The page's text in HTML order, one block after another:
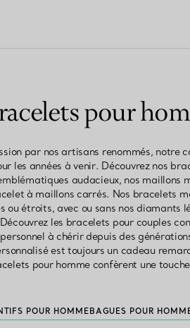
pour
par nos artisans renommés, notre
les années à venir. Découvrez nos
audacieux, nos
à maillons carrés. Nos bracelets
ou étroits, avec ou sans nos
les bracelets pour couples
à chérir depuis des
est toujours un cadeau
pour homme confèrent une
POUR HOMME BAGUES POUR